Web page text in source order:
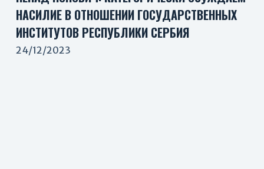
НАСИЛИЕ В ОТНОШЕНИИ ГОСУДАРСТВЕННЫХ
ИНСТИТУТОВ РЕСПУБЛИКИ СЕРБИЯ
24/12/2023